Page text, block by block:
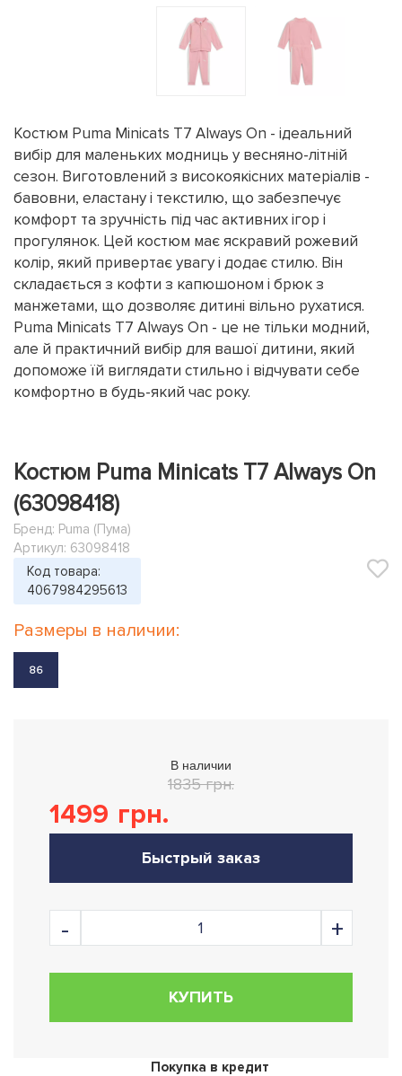
Костюм Puma Minicats T7 Always On - ідеальний
вибір для маленьких модниць у весняно-літній
сезон. Виготовлений з високоякісних матеріалів -
бавовни, еластану і текстилю, що забезпечує
комфорт та зручність під час активних ігор і
прогулянок. Цей костюм має яскравий рожевий
колір, який привертає увагу і додає стилю. Він
складається з кофти з капюшоном і брюк з
манжетами, що дозволяє дитині вільно рухатися.
Puma Minicats T7 Always On - це не тільки модний,
але й практичний вибір для вашої дитини, який
допоможе їй виглядати стильно і відчувати себе
комфортно в будь-який час року.
Костюм Puma Minicats T7 Always On
(63098418)
Бренд: Puma (Пума)
Артикул: 63098418
Код товара:
4067984295613
Размеры в наличии:
86
В наличии
1835 грн.
1499 грн.
Быстрый заказ
КУПИТЬ
Покупка в кредит